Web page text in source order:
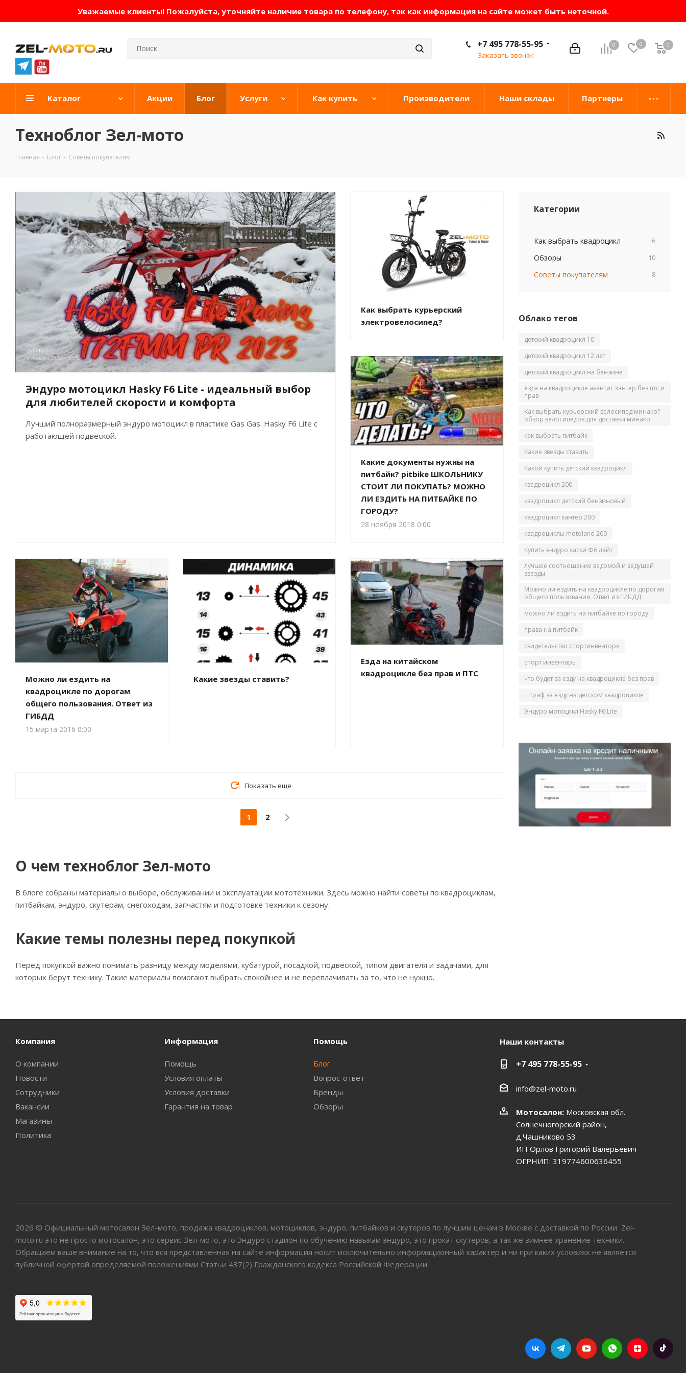
Уважаемые клиенты! Пожалуйста, уточняйте наличие товара по телефону, так как информация на сайте может быть неточной.
0 0 0
0
+7 495 778-55-95
Заказать звонок
Каталог Акции Блог Услуги Как купить Производители Наши склады Партнеры
Техноблог Зел-мото
Главная - Блог - Советы покупателям
Эндуро мотоцикл Hasky F6 Lite - идеальный выбор
для любителей скорости и комфорта
Лучший полноразмерный эндуро мотоцикл в пластике Gas Gas. Hasky F6 Lite с
работающей подвеской.
Как выбрать курьерский
электровелосипед?
Какие документы нужны на
питбайк? pitbike ШКОЛЬНИКУ
СТОИТ ЛИ ПОКУПАТЬ? МОЖНО
ЛИ ЕЗДИТЬ НА ПИТБАЙКЕ ПО
ГОРОДУ?
28 ноября 2018 0:00
Можно ли ездить на
квадроцикле по дорогам
общего пользования. Ответ из
ГИБДД
15 марта 2016 0:00
Какие звезды ставить?
Езда на китайском
квадроцикле без прав и ПТС
Показать еще
1 2
О чем техноблог Зел-мото
В блоге собраны материалы о выборе, обслуживании и эксплуатации мототехники. Здесь можно найти советы по квадроциклам,
питбайкам, эндуро, скутерам, снегоходам, запчастям и подготовке техники к сезону.
Какие темы полезны перед покупкой
Перед покупкой важно понимать разницу между моделями, кубатурой, посадкой, подвеской, типом двигателя и задачами, для
которых берут технику. Такие материалы помогают выбрать спокойнее и не переплачивать за то, что не нужно.
Категории
Как выбрать квадроцикл 6
Обзоры 10
Советы покупателям 8
Облако тегов
детский квадроцикл 10
детский квадроцикл 12 лет
детский квадроцикл на бензине
езда на квадроцикле авантис хантер без птс и
прав
Как выбрать курьерский велосипед минако?
обзор велосипедов для доставки минако
как выбрать питбайк
Какие звезды ставить
Какой купить детский квадроцикл
квадроцикл 200
квадроцикл детский бензиновый
квадроцикл хантер 200
квадроциклы motoland 200
Купить эндуро хаски Ф6 лайт
лучшее соотношение ведомой и ведущей
звезды
Можно ли ездить на квадроцикле по дорогам
общего пользования. Ответ из ГИБДД
можно ли ездить на питбайке по городу
права на питбайк
свидетельство спортинвенторя
спорт инвентарь
что будет за езду на квадроцикле без прав
штраф за езду на детском квадроцикле
Эндуро мотоцикл Hasky F6 Lite
Компания
О компании
Новости
Сотрудники
Вакансии
Магазины
Политика
Информация
Помощь
Условия оплаты
Условия доставки
Гарантия на товар
Помощь
Блог
Вопрос-ответ
Бренды
Обзоры
Наши контакты
+7 495 778-55-95
info@zel-moto.ru
Мотосалон: Московская обл.
Солнечногорский район,
д.Чашниково 53
ИП Орлов Григорий Валерьевич
ОГРНИП: 319774600636455
2026 © Официальный мотосалон Зел-мото, продажа квадроциклов, мотоциклов, эндуро, питбайков и скутеров по лучшим ценам в Москве с доставкой по России Zel-
moto.ru это не просто мотосалон, это сервис Зел-мото, это Эндуро стадион по обучению навыкам эндуро, это прокат скутеров, а так же зимнее хранение техники.
Обращаем ваше внимание на то, что вся представленная на сайте информация носит исключительно информационный характер и ни при каких условиях не является
публичной офертой определяемой положениями Статьи 437(2) Гражданского кодекса Российской Федерации.